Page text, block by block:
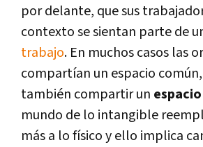
por delante, que sus
contexto se sientan parte de
trabajo. En muchos casos las
compartían un espacio
también compartir un
mundo de lo intangible
más a lo físico y ello implica